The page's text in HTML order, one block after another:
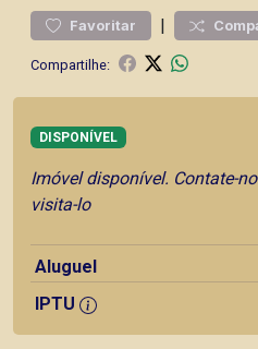
Favoritar |
Compartilhe:
DISPONÍVEL
Imóvel disponível. Contate-
visita-lo
Aluguel
IPTU